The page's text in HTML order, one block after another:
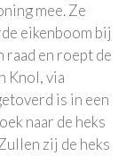
mee. Ze
eikenboom bij
raad en roept de
Knol, via
is in een
naar de heks
zij de heks